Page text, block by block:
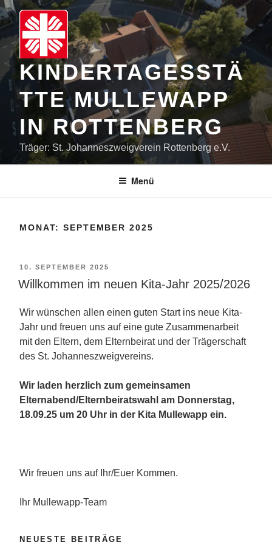
Zum
Inhalt
springen
KINDERTAGESSTÄ
TTE MULLEWAPP
IN ROTTENBERG
Träger: St. Johanneszweigverein Rottenberg e.V.
Menü
MONAT: SEPTEMBER 2025
VERÖFFENTLICHT
AM
10. SEPTEMBER 2025
Willkommen im neuen Kita-Jahr 2025/2026
Wir wünschen allen einen guten Start ins neue Kita-
Jahr und freuen uns auf eine gute Zusammenarbeit
mit den Eltern, dem Elternbeirat und der Trägerschaft
des St. Johanneszweigvereins.
Wir laden herzlich zum gemeinsamen
Elternabend/Elternbeiratswahl am Donnerstag,
18.09.25 um 20 Uhr in der Kita Mullewapp ein.
Wir freuen uns auf Ihr/Euer Kommen.
Ihr Mullewapp-Team
NEUESTE BEITRÄGE